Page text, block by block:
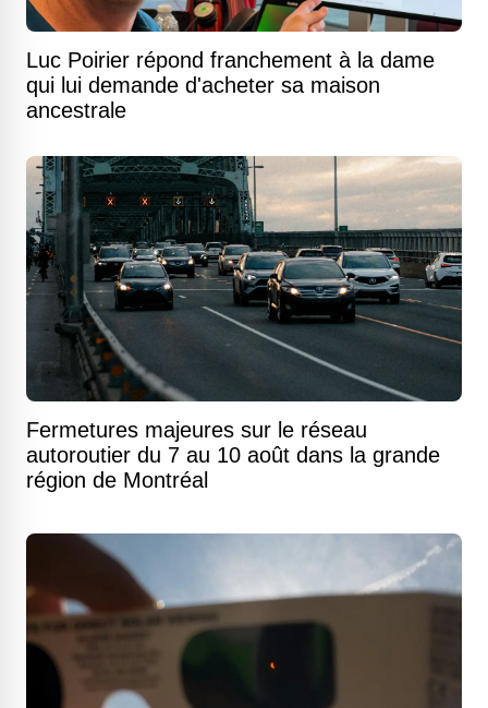
Luc Poirier répond franchement à la dame
qui lui demande d'acheter sa maison
ancestrale
Fermetures majeures sur le réseau
autoroutier du 7 au 10 août dans la grande
région de Montréal